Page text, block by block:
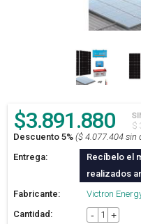
$3.891.880
$
Descuento 5% ($ 4.077.404 sin
Entrega:
Recíbelo el
realizados
Fabricante:
Victron
Cantidad:
- +